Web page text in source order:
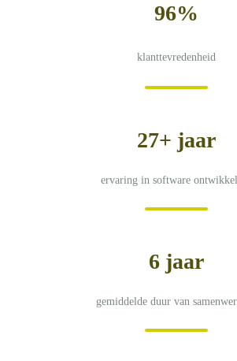
96%
klanttevredenheid
27+ jaar
ervaring in software
6 jaar
gemiddelde duur van